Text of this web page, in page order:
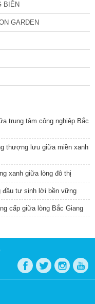
BIÊN
GARDEN
trung tâm công nghiệp Bắc
thượng lưu giữa miền xanh
xanh giữa lòng đô thị
đầu tư sinh lời bền vững
cấp giữa lòng Bắc Giang